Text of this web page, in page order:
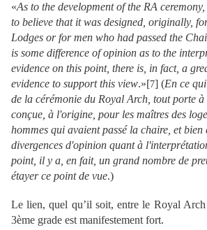
«As to the development of the RA
to believe that it was designed, originally,
Lodges or for men who had passed the
is some difference of opinion as to the
evidence on this point, there is, in fact, a
evidence to support this view.»[7] (En ce
de la cérémonie du Royal Arch, tout porte
conçue, à l'origine, pour les maîtres des
hommes qui avaient passé la chaire, et
divergences d'opinion quant à
point, il y a, en fait, un grand nombre de
étayer ce point de vue.)
Le lien, quel qu’il soit, entre le Royal Arch
3ème grade est manifestement fort.